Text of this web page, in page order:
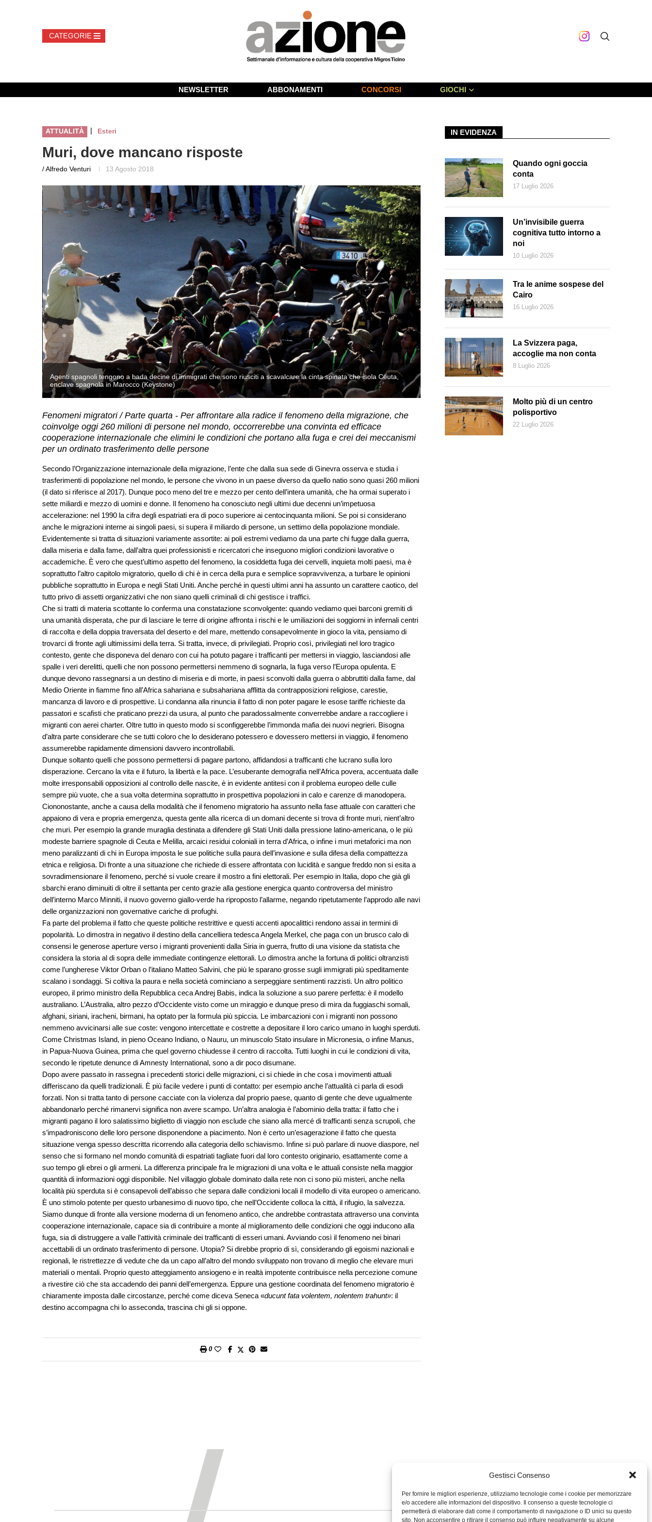
Gestisci Consenso
Per fornire le migliori esperienze, utilizziamo tecnologie come i cookie per memorizzare
e/o accedere alle informazioni del dispositivo. Il consenso a queste tecnologie ci
permetterà di elaborare dati come il comportamento di navigazione o ID unici su questo
sito. Non acconsentire o ritirare il consenso può influire negativamente su alcune
NEWSLETTER ABBONAMENTI CONCORSI GIOCHI
ATTUALITÀ | Esteri
Muri, dove mancano risposte
/ Alfredo Venturi 13 Agosto 2018
Agenti spagnoli tengono a bada decine di immigrati che sono riusciti a scavalcare la cinta spinata che isola Ceuta,
enclave spagnola in Marocco (Keystone)
Agenti spagnoli tengono a bada decine di immigrati che sono riusciti a
enclave spagnola in Marocco (Keystone)
Fenomeni migratori / Parte quarta - Per affrontare alla radice il fenomeno della migrazione, che
coinvolge oggi 260 milioni di persone nel mondo, occorrerebbe una convinta ed efficace
cooperazione internazionale che elimini le condizioni che portano alla fuga e crei dei meccanismi
per un ordinato trasferimento delle persone
Secondo l’Organizzazione internazionale della migrazione, l’ente che dalla sua sede di Ginevra osserva e studia i
trasferimenti di popolazione nel mondo, le persone che vivono in un paese diverso da quello natio sono quasi 260 milioni
(il dato si riferisce al 2017). Dunque poco meno del tre e mezzo per cento dell’intera umanità, che ha ormai superato i
sette miliardi e mezzo di uomini e donne. Il fenomeno ha conosciuto negli ultimi due decenni un’impetuosa
accelerazione: nel 1990 la cifra degli espatriati era di poco superiore ai centocinquanta milioni. Se poi si considerano
anche le migrazioni interne ai singoli paesi, si supera il miliardo di persone, un settimo della popolazione mondiale.
Evidentemente si tratta di situazioni variamente assortite: ai poli estremi vediamo da una parte chi fugge dalla guerra,
dalla miseria e dalla fame, dall’altra quei professionisti e ricercatori che inseguono migliori condizioni lavorative o
accademiche. È vero che quest’ultimo aspetto del fenomeno, la cosiddetta fuga dei cervelli, inquieta molti paesi, ma è
soprattutto l’altro capitolo migratorio, quello di chi è in cerca della pura e semplice sopravvivenza, a turbare le opinioni
pubbliche soprattutto in Europa e negli Stati Uniti. Anche perché in questi ultimi anni ha assunto un carattere caotico, del
tutto privo di assetti organizzativi che non siano quelli criminali di chi gestisce i traffici.
Che si tratti di materia scottante lo conferma una constatazione sconvolgente: quando vediamo quei barconi gremiti di
una umanità disperata, che pur di lasciare le terre di origine affronta i rischi e le umiliazioni dei soggiorni in infernali centri
di raccolta e della doppia traversata del deserto e del mare, mettendo consapevolmente in gioco la vita, pensiamo di
trovarci di fronte agli ultimissimi della terra. Si tratta, invece, di privilegiati. Proprio così, privilegiati nel loro tragico
contesto, gente che disponeva del denaro con cui ha potuto pagare i trafficanti per mettersi in viaggio, lasciandosi alle
spalle i veri derelitti, quelli che non possono permettersi nemmeno di sognarla, la fuga verso l’Europa opulenta. E
dunque devono rassegnarsi a un destino di miseria e di morte, in paesi sconvolti dalla guerra o abbruttiti dalla fame, dal
Medio Oriente in fiamme fino all’Africa sahariana e subsahariana afflitta da contrapposizioni religiose, carestie,
mancanza di lavoro e di prospettive. Li condanna alla rinuncia il fatto di non poter pagare le esose tariffe richieste da
passatori e scafisti che praticano prezzi da usura, al punto che paradossalmente converrebbe andare a raccogliere i
migranti con aerei charter. Oltre tutto in questo modo si sconfiggerebbe l’immonda mafia dei nuovi negrieri. Bisogna
d’altra parte considerare che se tutti coloro che lo desiderano potessero e dovessero mettersi in viaggio, il fenomeno
assumerebbe rapidamente dimensioni davvero incontrollabili.
Dunque soltanto quelli che possono permettersi di pagare partono, affidandosi a trafficanti che lucrano sulla loro
disperazione. Cercano la vita e il futuro, la libertà e la pace. L’esuberante demografia nell’Africa povera, accentuata dalle
molte irresponsabili opposizioni al controllo delle nascite, è in evidente antitesi con il problema europeo delle culle
sempre più vuote, che a sua volta determina soprattutto in prospettiva popolazioni in calo e carenze di manodopera.
Ciononostante, anche a causa della modalità che il fenomeno migratorio ha assunto nella fase attuale con caratteri che
appaiono di vera e propria emergenza, questa gente alla ricerca di un domani decente si trova di fronte muri, nient’altro
che muri. Per esempio la grande muraglia destinata a difendere gli Stati Uniti dalla pressione latino-americana, o le più
modeste barriere spagnole di Ceuta e Melilla, arcaici residui coloniali in terra d’Africa, o infine i muri metaforici ma non
meno paralizzanti di chi in Europa imposta le sue politiche sulla paura dell’invasione e sulla difesa della compattezza
etnica e religiosa. Di fronte a una situazione che richiede di essere affrontata con lucidità e sangue freddo non si esita a
sovradimensionare il fenomeno, perché si vuole creare il mostro a fini elettorali. Per esempio in Italia, dopo che già gli
sbarchi erano diminuiti di oltre il settanta per cento grazie alla gestione energica quanto controversa del ministro
dell’interno Marco Minniti, il nuovo governo giallo-verde ha riproposto l’allarme, negando ripetutamente l’approdo alle navi
delle organizzazioni non governative cariche di profughi.
Fa parte del problema il fatto che queste politiche restrittive e questi accenti apocalittici rendono assai in termini di
popolarità. Lo dimostra in negativo il destino della cancelliera tedesca Angela Merkel, che paga con un brusco calo di
consensi le generose aperture verso i migranti provenienti dalla Siria in guerra, frutto di una visione da statista che
considera la storia al di sopra delle immediate contingenze elettorali. Lo dimostra anche la fortuna di politici oltranzisti
come l’ungherese Viktor Orban o l’italiano Matteo Salvini, che più le sparano grosse sugli immigrati più speditamente
scalano i sondaggi. Si coltiva la paura e nella società cominciano a serpeggiare sentimenti razzisti. Un altro politico
europeo, il primo ministro della Repubblica ceca Andrej Babis, indica la soluzione a suo parere perfetta: è il modello
australiano. L’Australia, altro pezzo d’Occidente visto come un miraggio e dunque preso di mira da fuggiaschi somali,
afghani, siriani, iracheni, birmani, ha optato per la formula più spiccia. Le imbarcazioni con i migranti non possono
nemmeno avvicinarsi alle sue coste: vengono intercettate e costrette a depositare il loro carico umano in luoghi sperduti.
Come Christmas Island, in pieno Oceano Indiano, o Nauru, un minuscolo Stato insulare in Micronesia, o infine Manus,
in Papua-Nuova Guinea, prima che quel governo chiudesse il centro di raccolta. Tutti luoghi in cui le condizioni di vita,
secondo le ripetute denunce di Amnesty International, sono a dir poco disumane.
Dopo avere passato in rassegna i precedenti storici delle migrazioni, ci si chiede in che cosa i movimenti attuali
differiscano da quelli tradizionali. È più facile vedere i punti di contatto: per esempio anche l’attualità ci parla di esodi
forzati. Non si tratta tanto di persone cacciate con la violenza dal proprio paese, quanto di gente che deve ugualmente
abbandonarlo perché rimanervi significa non avere scampo. Un’altra analogia è l’abominio della tratta: il fatto che i
migranti pagano il loro salatissimo biglietto di viaggio non esclude che siano alla mercé di trafficanti senza scrupoli, che
s’impadroniscono delle loro persone disponendone a piacimento. Non è certo un’esagerazione il fatto che questa
situazione venga spesso descritta ricorrendo alla categoria dello schiavismo. Infine si può parlare di nuove diaspore, nel
senso che si formano nel mondo comunità di espatriati tagliate fuori dal loro contesto originario, esattamente come a
suo tempo gli ebrei o gli armeni. La differenza principale fra le migrazioni di una volta e le attuali consiste nella maggior
quantità di informazioni oggi disponibile. Nel villaggio globale dominato dalla rete non ci sono più misteri, anche nella
località più sperduta si è consapevoli dell’abisso che separa dalle condizioni locali il modello di vita europeo o americano.
È uno stimolo potente per questo urbanesimo di nuovo tipo, che nell’Occidente colloca la città, il rifugio, la salvezza.
Siamo dunque di fronte alla versione moderna di un fenomeno antico, che andrebbe contrastata attraverso una convinta
cooperazione internazionale, capace sia di contribuire a monte al miglioramento delle condizioni che oggi inducono alla
fuga, sia di distruggere a valle l’attività criminale dei trafficanti di esseri umani. Avviando così il fenomeno nei binari
accettabili di un ordinato trasferimento di persone. Utopia? Si direbbe proprio di sì, considerando gli egoismi nazionali e
regionali, le ristrettezze di vedute che da un capo all’altro del mondo sviluppato non trovano di meglio che elevare muri
materiali o mentali. Proprio questo atteggiamento ansiogeno e in realtà impotente contribuisce nella percezione comune
a rivestire ciò che sta accadendo dei panni dell’emergenza. Eppure una gestione coordinata del fenomeno migratorio è
chiaramente imposta dalle circostanze, perché come diceva Seneca «ducunt fata volentem, nolentem trahunt»: il
destino accompagna chi lo asseconda, trascina chi gli si oppone.
0
IN EVIDENZA
Quando ogni goccia
conta
17 Luglio 2026
Un’invisibile guerra
cognitiva tutto intorno a
noi
10 Luglio 2026
Tra le anime sospese del
Cairo
16 Luglio 2026
La Svizzera paga,
accoglie ma non conta
8 Luglio 2026
Molto più di un centro
polisportivo
22 Luglio 2026